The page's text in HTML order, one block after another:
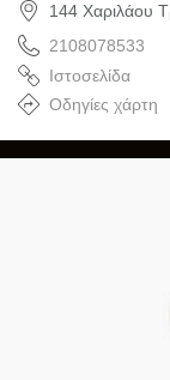
144 Χαριλάου
2108078533
Ιστοσελίδα
Οδηγίες χάρτη